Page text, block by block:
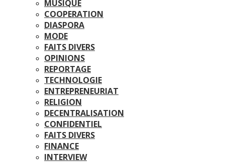
MUSIQUE
COOPERATION
DIASPORA
MODE
FAITS DIVERS
OPINIONS
REPORTAGE
TECHNOLOGIE
ENTREPRENEURIAT
RELIGION
DECENTRALISATION
CONFIDENTIEL
FAITS DIVERS
FINANCE
INTERVIEW